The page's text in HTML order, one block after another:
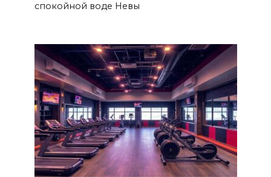
спокойной воде Невы